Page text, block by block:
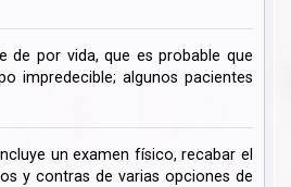
de por vida, que es probable que
impredecible; algunos pacientes
un examen físico, recabar el
y contras de varias opciones de